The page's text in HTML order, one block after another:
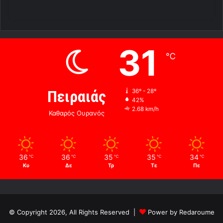
Πειραιάς
Καθαρός Ουρανός
31 ℃
36º - 28º
42%
2.68 km/h
36 ℃
Κυ
36 ℃
Δε
35 ℃
Τρ
35 ℃
Τε
34 ℃
Πε
© Copyright 2026, All Rights Reserved | Power by Redaroume